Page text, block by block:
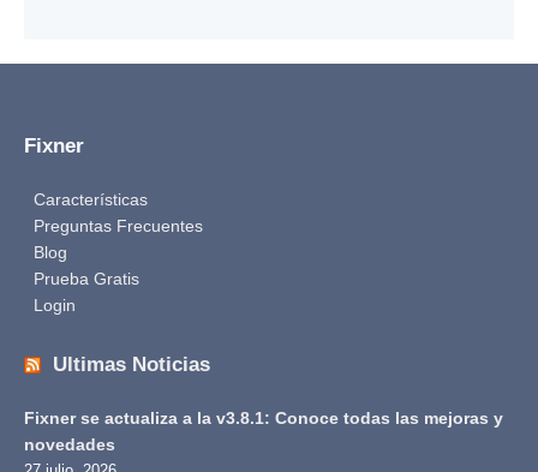
Fixner
Características
Preguntas Frecuentes
Blog
Prueba Gratis
Login
Ultimas Noticias
Fixner se actualiza a la v3.8.1: Conoce todas las mejoras y
novedades